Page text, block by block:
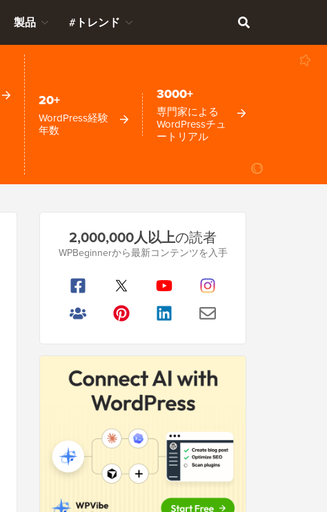
製品 #トレンド
20+
WordPress経験
年数
3000+
専門家による
WordPressチュ
ートリアル
サ
ー
2,000,000人以上の読者
WPBeginnerから最新コンテンツを入手